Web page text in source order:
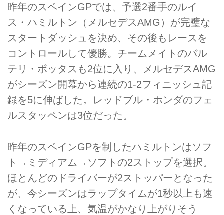
昨年のスペインGPでは、予選2番手のルイ
ス・ハミルトン（メルセデスAMG）が完璧な
スタートダッシュを決め、その後もレースを
コントロールして優勝。チームメイトのバル
テリ・ボッタスも2位に入り、メルセデスAMG
がシーズン開幕から連続の1-2フィニッシュ記
録を5に伸ばした。レッドブル・ホンダのフェ
ルスタッペンは3位だった。
昨年のスペインGPを制したハミルトンはソフ
ト→ミディアム→ソフトの2ストップを選択。
ほとんどのドライバーが2ストッパーとなった
が、今シーズンはラップタイムが1秒以上も速
くなっている上、気温がかなり上がりそう